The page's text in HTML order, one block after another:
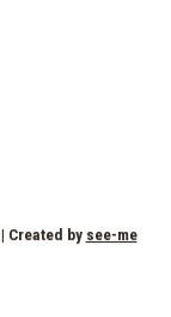
Created by see-me